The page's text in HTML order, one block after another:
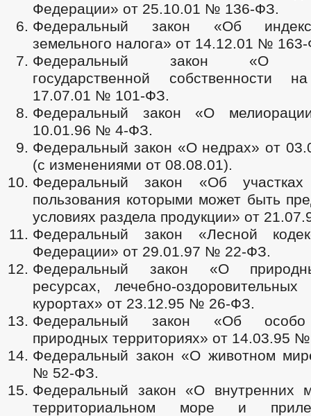
Федерации» от 25.10.01 № 136-ФЗ.
Федеральный закон «Об
земельного налога» от 14.12.01 №
Федеральный закон «О
государственной собственности
17.07.01 № 101-ФЗ.
Федеральный закон «О
10.01.96 № 4-ФЗ.
Федеральный закон «О недрах» от
(с изменениями от 08.08.01).
Федеральный закон «Об
пользования которыми может быть
условиях раздела продукции» от
Федеральный закон «Лесной
Федерации» от 29.01.97 № 22-ФЗ.
Федеральный закон «О
ресурсах, лечебно-
курортах» от 23.12.95 № 26-ФЗ.
Федеральный закон «Об особо
природных территориях» от 14.03.95
Федеральный закон «О животном
№ 52-ФЗ.
Федеральный закон «О внутренних
территориальном море и